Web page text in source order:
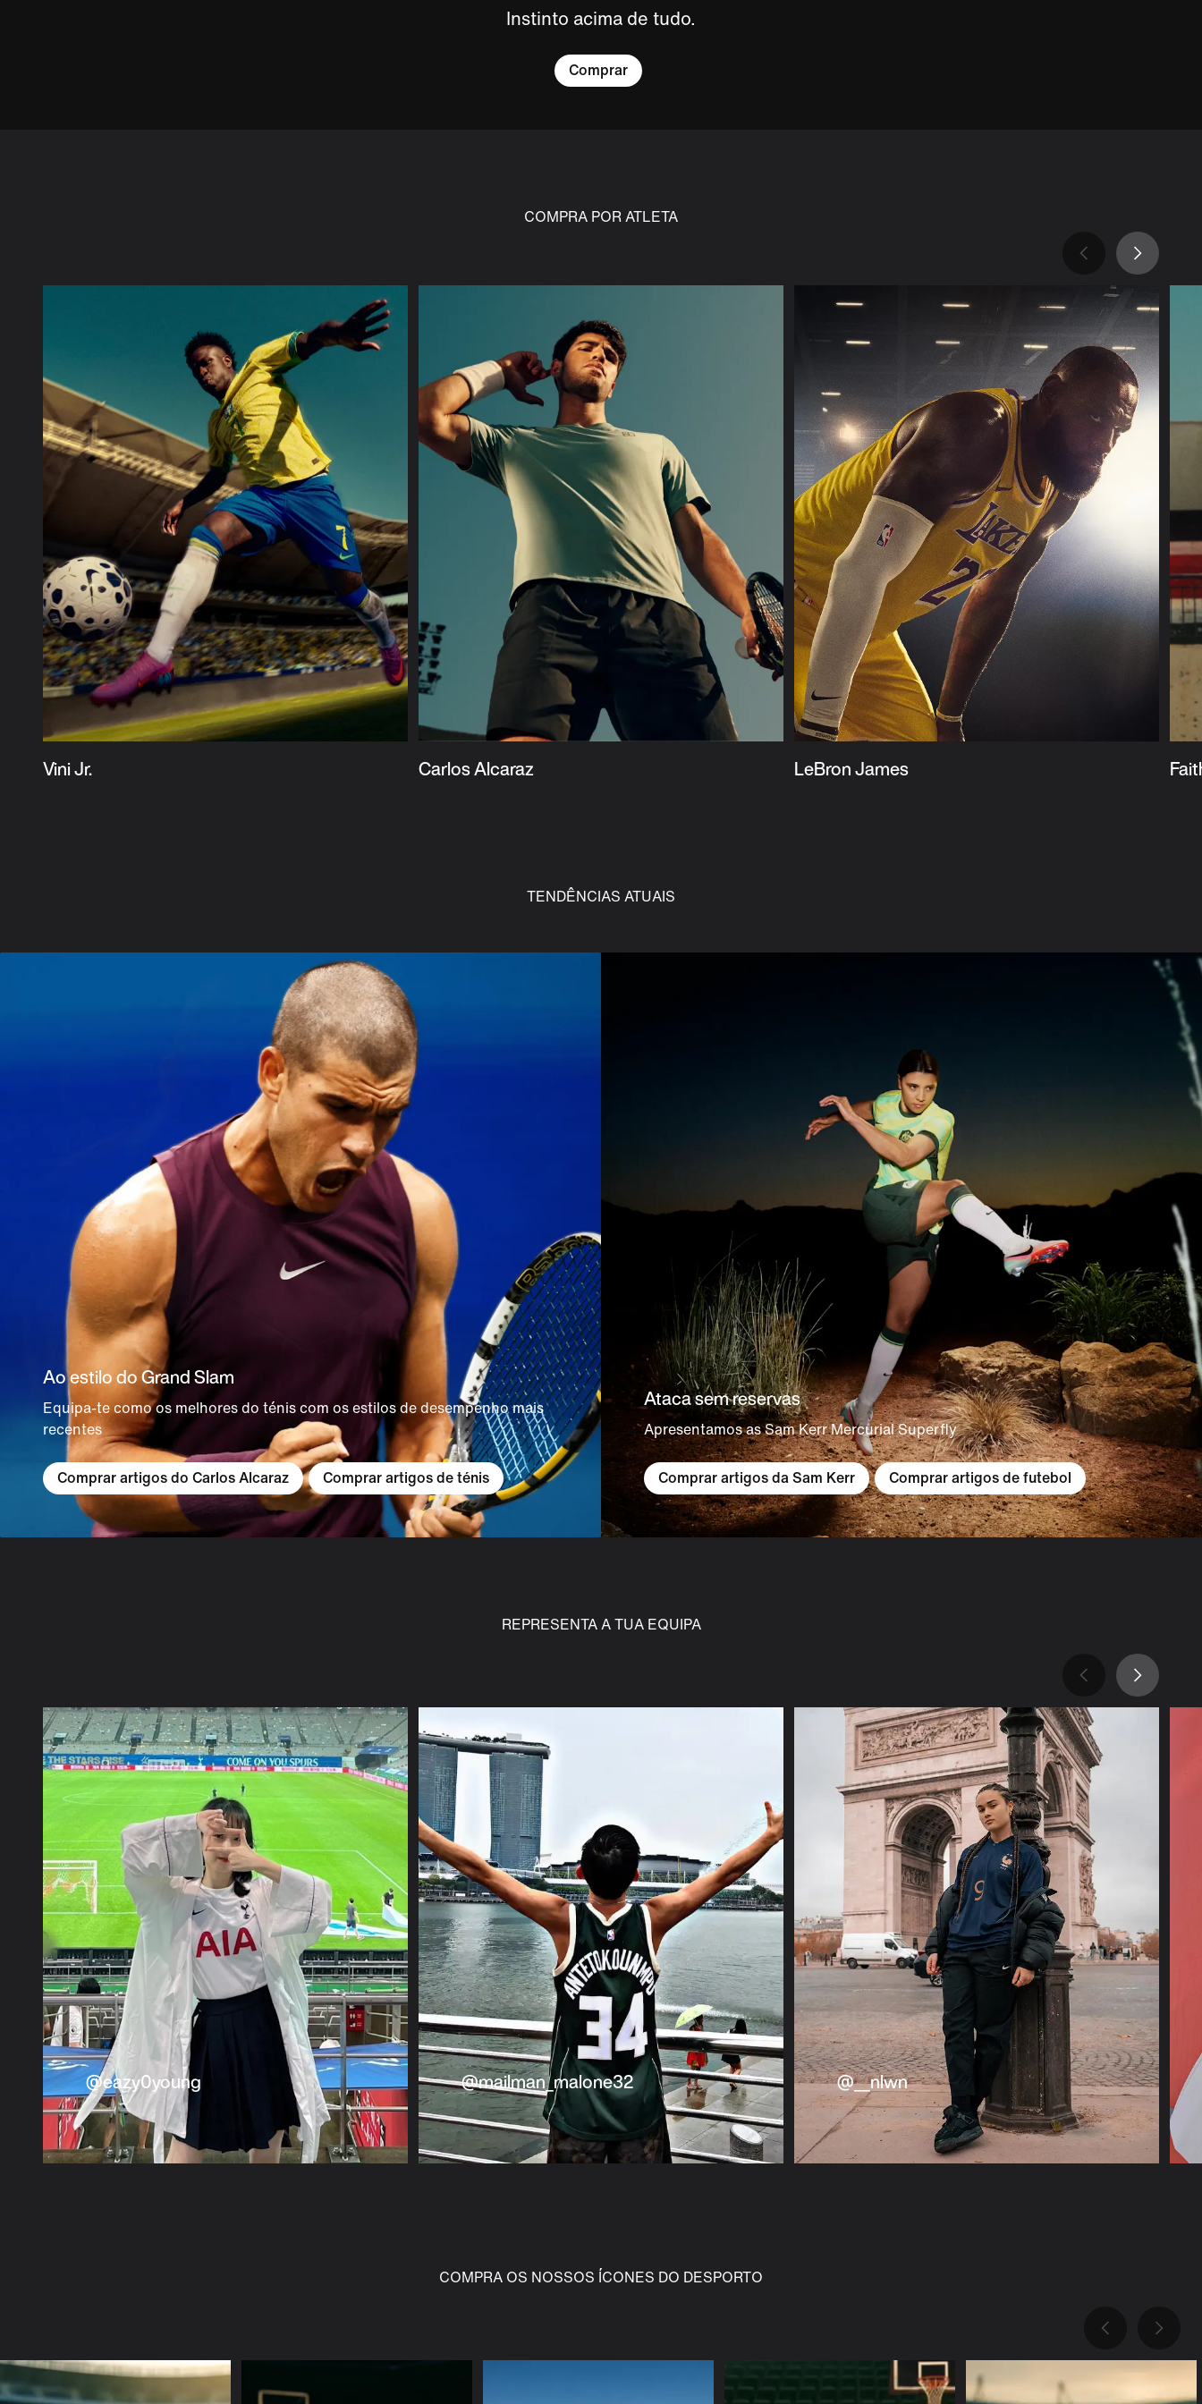
Instinto acima de tudo.
Comprar
COMPRA POR ATLETA
Vini Jr. Carlos Alcaraz LeBron James
TENDÊNCIAS ATUAIS
Ao estilo do Grand Slam
Equipa-te como os melhores do ténis com os estilos de desempenho mais
recentes
Comprar artigos do Carlos Alcaraz Comprar artigos de ténis
Ataca sem reservas
Apresentamos as Sam Kerr Mercurial Superfly
Comprar artigos da Sam Kerr Comprar artigos de futebol
REPRESENTA A TUA EQUIPA
@eazy0young @mailman_malone32 @__nlwn
COMPRA OS NOSSOS ÍCONES DO DESPORTO